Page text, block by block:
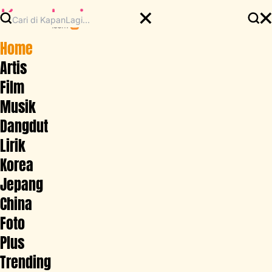
Home
Artis
Film
Musik
Dangdut
Lirik
Korea
Jepang
China
Foto
Plus
Trending